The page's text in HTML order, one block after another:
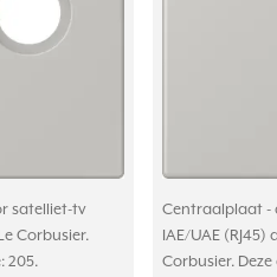
satelliet-tv
Corbusier.
205.
Centraalplaat -
IAE/UAE
Corbusier.